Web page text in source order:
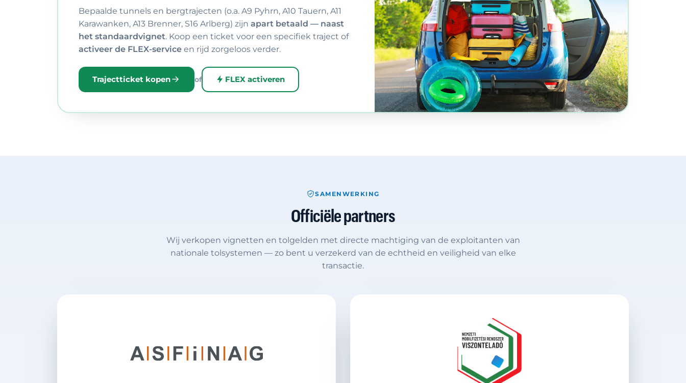
Bepaalde tunnels en bergtrajecten (o.a. A9 Pyhrn, A10 Tauern, A11
Karawanken, A13 Brenner, S16 Arlberg) zijn apart betaald — naast
het standaardvignet. Koop een ticket voor een specifiek traject of
activeer de FLEX-serviceen rijd zorgeloos verder.
Trajectticket kopen of FLEX activeren
SAMENWERKING
Officiële partners
Wij verkopen vignetten en tolgelden met directe machtiging van de exploitanten van
nationale tolsystemen — zo bent u verzekerd van de echtheid en veiligheid van elke
transactie.